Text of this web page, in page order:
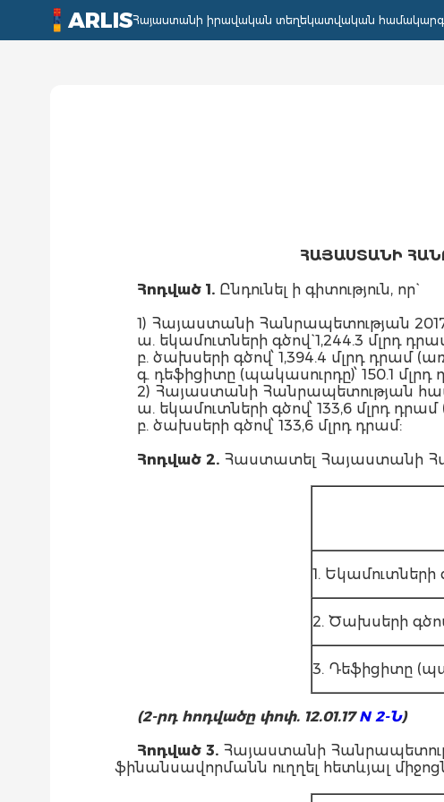
ARLISՀայաստանի իրավական տեղեկատվական համակարգ
ՀԱՅԱՍՏԱՆԻ
Հոդված 1. Ընդունել ի գիտություն, որ`
1) Հայաստանի Հանրապետության
ա. եկամուտների գծով` 1,244.3 մլրդ
բ. ծախսերի գծով՝ 1,394.4 մլրդ դրամ
գ. դեֆիցիտը (պակասուրդը)՝ 150.1 մլրդ
2) Հայաստանի Հանրապետության
ա. եկամուտների գծով՝ 133,6 մլրդ
բ. ծախսերի գծով՝ 133,6 մլրդ դրամ:
Հոդված 2. Հաստատել Հայաստանի
1. Եկամուտների
2. Ծախսերի
3. Դեֆիցիտը
(2-րդ հոդվածը փոփ. 12.01.17N 2-Ն)
Հոդված 3. Հայաստանի
ֆինանսավորմանն ուղղել հետևյալ